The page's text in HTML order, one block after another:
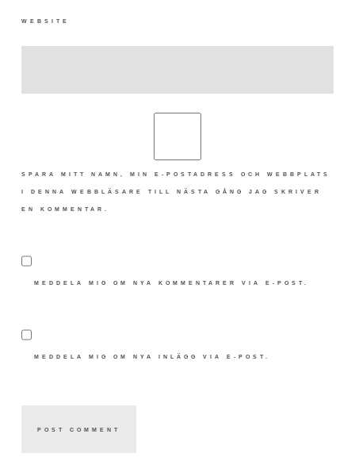
WEBSITE
SPARA MITT NAMN, MIN E-POSTADRESS OCH WEBBPLATS
I DENNA WEBBLÄSARE TILL NÄSTA GÅNG JAG SKRIVER
EN KOMMENTAR.
MEDDELA MIG OM NYA KOMMENTARER VIA E-POST.
MEDDELA MIG OM NYA INLÄGG VIA E-POST.